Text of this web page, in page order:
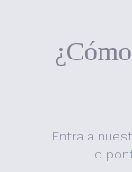
Entra a
o